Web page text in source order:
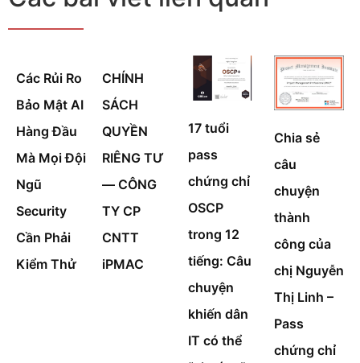
Các Rủi Ro
Bảo Mật AI
Hàng Đầu
Mà Mọi Đội
Ngũ
Security
Cần Phải
Kiểm Thử
CHÍNH
SÁCH
QUYỀN
RIÊNG TƯ
— CÔNG
TY CP
CNTT
iPMAC
17 tuổi
pass
chứng chỉ
OSCP
trong 12
tiếng: Câu
chuyện
khiến dân
IT có thể
Chia sẻ
câu
chuyện
thành
công của
chị Nguyễn
Thị Linh –
Pass
chứng chỉ